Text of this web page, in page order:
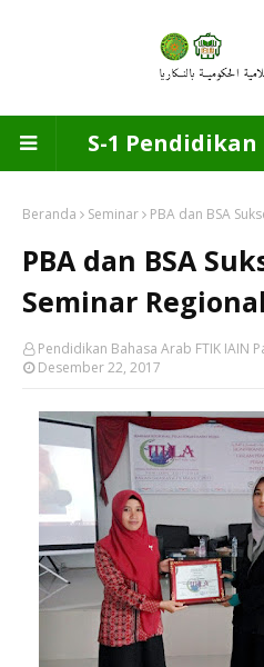
S-1
Beranda Seminar PBA dan BSA
PBA dan BSA
Seminar Regional
Pendidikan Bahasa Arab FTIK IAIN
Desember 22, 2017